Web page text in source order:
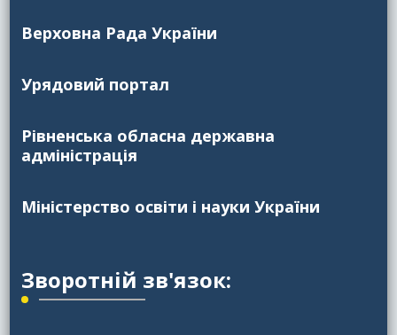
Верховна Рада України
Урядовий портал
Рівненська обласна державна
адміністрація
Міністерство освіти і науки України
Зворотній зв'язок: